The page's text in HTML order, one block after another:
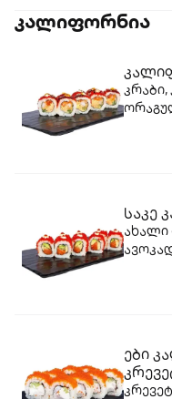
კალიფორნია
კრაბი,
საკე
ახალი
ები